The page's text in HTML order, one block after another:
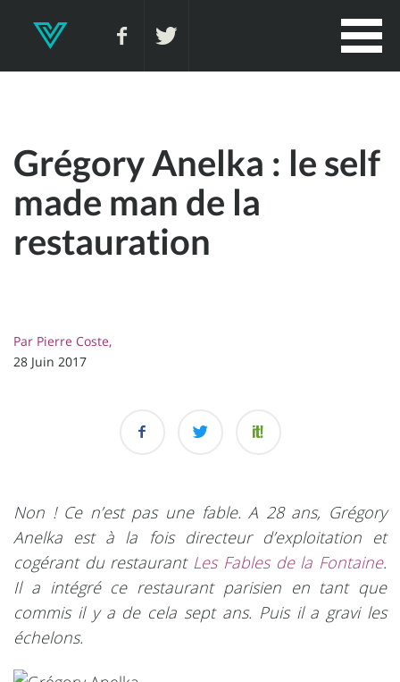
Grégory Anelka : le self
made man de la
restauration
Par Pierre Coste,
28 Juin 2017
Non ! Ce n’est pas une fable. A 28 ans, Grégory
Anelka est à la fois directeur d’exploitation et
cogérant du restaurant Les Fables de la Fontaine.
Il a intégré ce restaurant parisien en tant que
commis il y a de cela sept ans. Puis il a gravi les
échelons.